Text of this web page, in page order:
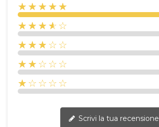
☆☆☆☆☆
★★★★★
☆☆☆☆☆
★★★★
☆☆☆☆☆
★★★
☆☆☆☆☆
★★
☆☆☆☆☆
★
Scrivi la tua recensione